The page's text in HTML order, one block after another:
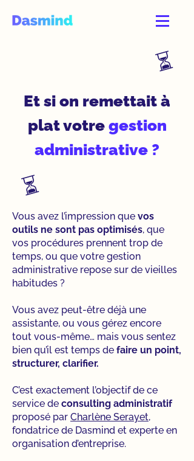
​⏳
Et si on remettait à
plat votre gestion
administrative ?
​⏳
Vous avez l’impression que vos
outils ne sont pas optimisés, que
vos procédures prennent trop de
temps, ou que votre gestion
administrative repose sur de vieilles
habitudes ?
Vous avez peut-être déjà une
assistante, ou vous gérez encore
tout vous-même… mais vous sentez
bien qu’il est temps de faire un point,
structurer, clarifier.
C’est exactement l’objectif de ce
service de consulting administratif
proposé par Charlène Serayet,
fondatrice de Dasmind et experte en
organisation d’entreprise.